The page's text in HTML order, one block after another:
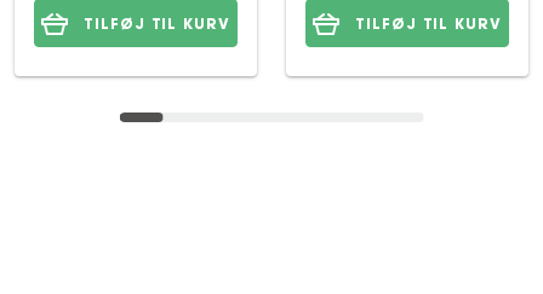
TILFØJ TIL KURV TILFØJ TIL KURV